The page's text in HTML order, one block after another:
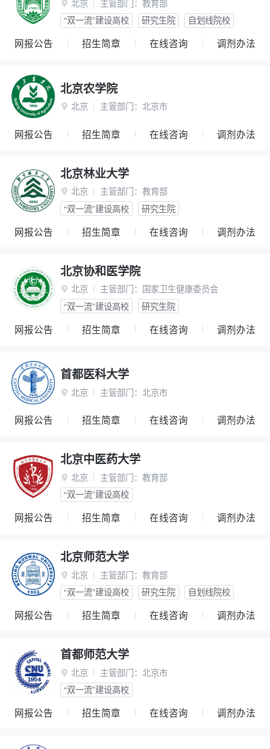
 北京 主管部门： 教育部
“双一流”建设高校
研究生院 自划线院校
网报公告 招生简章 在线咨询 调剂办法
北京农学院
 北京 主管部门： 北京市
网报公告 招生简章 在线咨询 调剂办法
北京林业大学
 北京 主管部门： 教育部
“双一流”建设高校
研究生院
网报公告 招生简章 在线咨询 调剂办法
北京协和医学院
 北京 主管部门： 国家卫生健康委员会
“双一流”建设高校
研究生院
网报公告 招生简章 在线咨询 调剂办法
首都医科大学
 北京 主管部门： 北京市
网报公告 招生简章 在线咨询 调剂办法
北京中医药大学
 北京 主管部门： 教育部
“双一流”建设高校
网报公告 招生简章 在线咨询 调剂办法
北京师范大学
 北京 主管部门： 教育部
“双一流”建设高校
研究生院 自划线院校
网报公告 招生简章 在线咨询 调剂办法
首都师范大学
 北京 主管部门： 北京市
“双一流”建设高校
网报公告 招生简章 在线咨询 调剂办法